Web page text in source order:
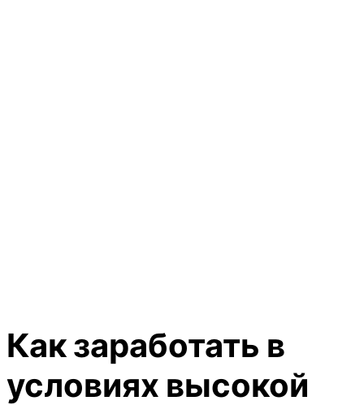
Как заработать в
условиях высокой